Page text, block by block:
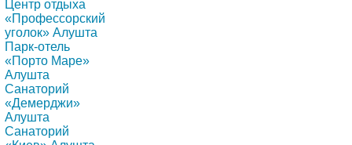
Центр отдыха
«Профессорский
уголок» Алушта
Парк-отель
«Порто Маре»
Алушта
Санаторий
«Демерджи»
Алушта
Санаторий